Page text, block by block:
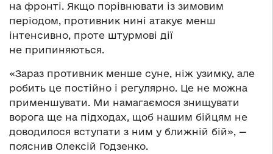
на фронті. Якщо порівнювати із зимовим
періодом, противник нині атакує менш
інтенсивно, проте штурмові дії
не припиняються.
«Зараз противник менше суне, ніж узимку, але
робить це постійно і регулярно. Це не можна
применшувати. Ми намагаємося знищувати
ворога ще на підходах, щоб нашим бійцям не
доводилося вступати з ним у ближній бій», —
пояснив Олексій Годзенко.